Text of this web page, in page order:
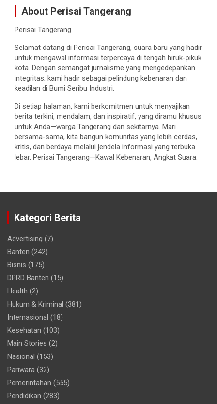
About Perisai Tangerang
Perisai Tangerang
Selamat datang di Perisai Tangerang, suara baru yang hadir
untuk mengawal informasi terpercaya di tengah hiruk-pikuk
kota. Dengan semangat jurnalisme yang mengedepankan
integritas, kami hadir sebagai pelindung kebenaran dan
keadilan di Bumi Seribu Industri.
Di setiap halaman, kami berkomitmen untuk menyajikan
berita terkini, mendalam, dan inspiratif, yang diramu khusus
untuk Anda—warga Tangerang dan sekitarnya. Mari
bersama-sama, kita bangun komunitas yang lebih cerdas,
kritis, dan berdaya melalui jendela informasi yang terbuka
lebar. Perisai Tangerang—Kawal Kebenaran, Angkat Suara.
Kategori Berita
Advertising (7)
Banten (242)
Bisnis (175)
DPRD Banten (15)
Health (2)
Hukum & Kriminal (381)
Internasional (18)
Kesehatan (103)
Main Stories (2)
Nasional (153)
Pariwara (32)
Pemerintahan (555)
Pendidikan (283)